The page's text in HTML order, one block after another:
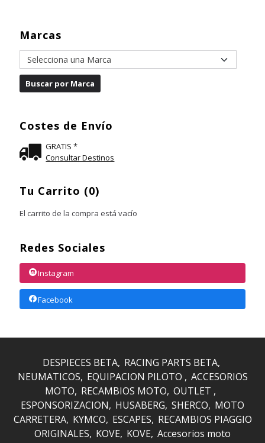
Marcas
Costes de Envío
GRATIS *
Consultar Destinos
Tu Carrito (0)
El carrito de la compra está vacío
Redes Sociales
Instagram
Facebook
DESPIECES BETA RACING PARTS BETA
NEUMATICOS EQUIPACION PILOTO
ACCESORIOS
MOTO RECAMBIOS MOTO OUTLET
ESPONSORIZACION
HUSABERG SHERCO MOTO
CARRETERA KYMCO ESCAPES RECAMBIOS PIAGGIO
ORIGINALES KOVE KOVE Accesorios moto